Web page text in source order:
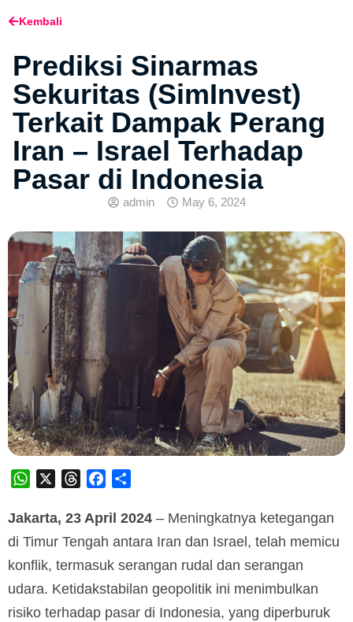
Kembali
Prediksi Sinarmas
Sekuritas (SimInvest)
Terkait Dampak Perang
Iran – Israel Terhadap
Pasar di Indonesia
admin May 6, 2024
WhatsApp ThreadsFacebook
Jakarta, 23 April 2024 – Meningkatnya ketegangan
di Timur Tengah antara Iran dan Israel, telah memicu
konflik, termasuk serangan rudal dan serangan
udara. Ketidakstabilan geopolitik ini menimbulkan
risiko terhadap pasar di Indonesia, yang diperburuk